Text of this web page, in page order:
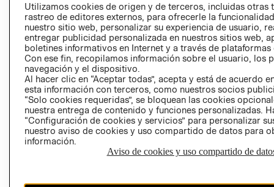
AVISO DE
PRIVACIDAD
GIFT CARD
AVISO DE
Utilizamos cookies de origen y de terceros, incluidas otras
rastreo de editores externos, para ofrecerle la
nuestro sitio web, personalizar su experiencia de usuario,
entregar publicidad personalizada en nuestros sitios web,
boletines informativos en Internet y a través de plataformas
Con ese fin, recopilamos información sobre el usuario, los
navegación y el dispositivo.
Al hacer clic en “Aceptar todas”, acepta y está de acuerdo
esta información con terceros, como nuestros socios
“Solo cookies requeridas”, se bloquean las cookies
nuestra entrega de contenido y funciones personalizadas.
“Configuración de cookies y servicios” para personalizar
nuestro aviso de cookies y uso compartido de datos para
información.
Aviso de cookies y uso compartido de